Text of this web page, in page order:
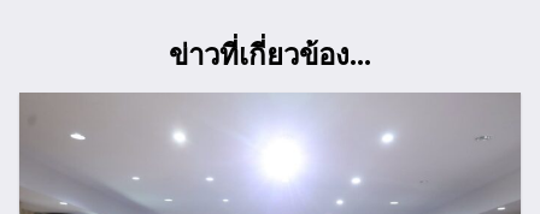
ข่าวที่เกี่ยวข้อง...